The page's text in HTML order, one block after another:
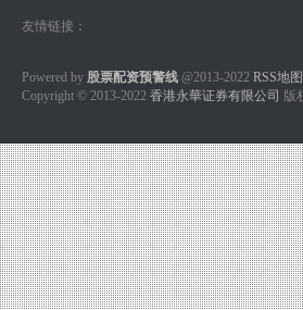
友情链接：
Powered by 股票配资预警线 @2013-2022 RSS地图
Copyright © 2013-2022 香港永華证券有限公司 版